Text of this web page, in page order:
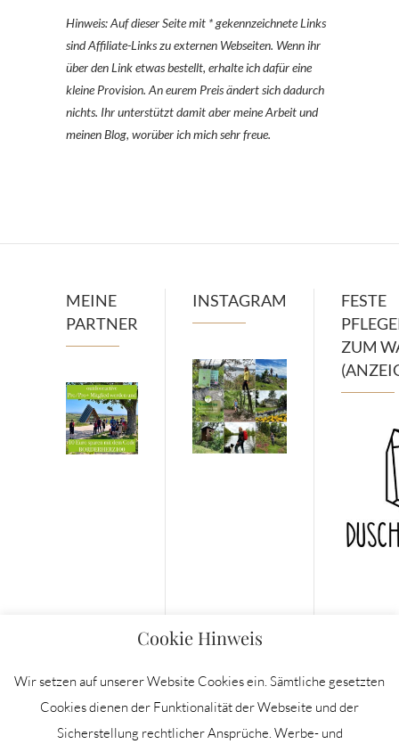
Hinweis: Auf dieser Seite mit * gekennzeichnete Links
sind Affiliate-Links zu externen Webseiten. Wenn ihr
über den Link etwas bestellt, erhalte ich dafür eine
kleine Provision. An eurem Preis ändert sich dadurch
nichts. Ihr unterstützt damit aber meine Arbeit und
meinen Blog, worüber ich mich sehr freue.
MEINE
PARTNER
INSTAGRAM
FESTE
ZUM
Cookie Hinweis
Wir setzen auf unserer Website Cookies ein. Sämtliche gesetzten
Cookies dienen der Funktionalität der Webseite und der
Sicherstellung rechtlicher Ansprüche. Werbe- und